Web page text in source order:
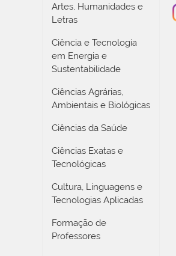
Artes, Humanidades e
Letras
Ciência e Tecnologia
em Energia e
Sustentabilidade
Ciências Agrárias,
Ambientais e Biológicas
Ciências da Saúde
Ciências Exatas e
Tecnológicas
Cultura, Linguagens e
Tecnologias Aplicadas
Formação de
Professores